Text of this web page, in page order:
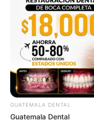
ดูดวง
GUATEMALA DENTAL
Guatemala Dental